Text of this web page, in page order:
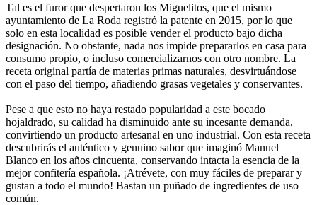
Tal es el furor que despertaron los Miguelitos, que el mismo
ayuntamiento de La Roda registró la patente en 2015, por lo que
solo en esta localidad es posible vender el producto bajo dicha
designación. No obstante, nada nos impide prepararlos en casa para
consumo propio, o incluso comercializarnos con otro nombre. La
receta original partía de materias primas naturales, desvirtuándose
con el paso del tiempo, añadiendo grasas vegetales y conservantes.
Pese a que esto no haya restado popularidad a este bocado
hojaldrado, su calidad ha disminuido ante su incesante demanda,
convirtiendo un producto artesanal en uno industrial. Con esta receta
descubrirás el auténtico y genuino sabor que imaginó Manuel
Blanco en los años cincuenta, conservando intacta la esencia de la
mejor confitería española. ¡Atrévete, con muy fáciles de preparar y
gustan a todo el mundo! Bastan un puñado de ingredientes de uso
común.